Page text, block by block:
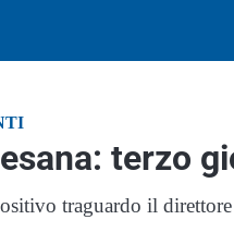
terzo
traguardo il